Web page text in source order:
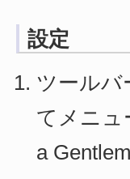
設定
ツール
てメニュ
a